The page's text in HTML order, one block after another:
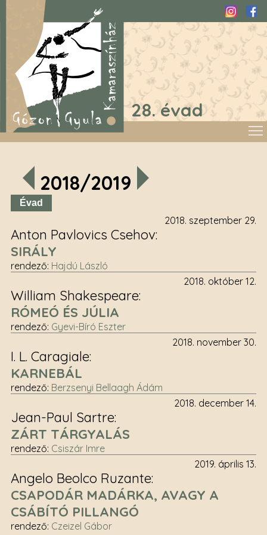
28. évad
2018/2019
Évad
2018. szeptember 29.
Anton Pavlovics Csehov
SIRÁLY
rendező: Hajdú László
2018. október 12.
William Shakespeare
RÓMEÓ ÉS JÚLIA
rendező: Gyevi-Bíró Eszter
2018. november 30.
I. L. Caragiale
KARNEBÁL
rendező: Berzsenyi Bellaagh Ádám
2018. december 14.
Jean-Paul Sartre
ZÁRT TÁRGYALÁS
rendező: Csiszár Imre
2019. április 13.
Angelo Beolco Ruzante
CSAPODÁR MADÁRKA, AVAGY A
CSÁBÍTÓ PILLANGÓ
rendező: Czeizel Gábor